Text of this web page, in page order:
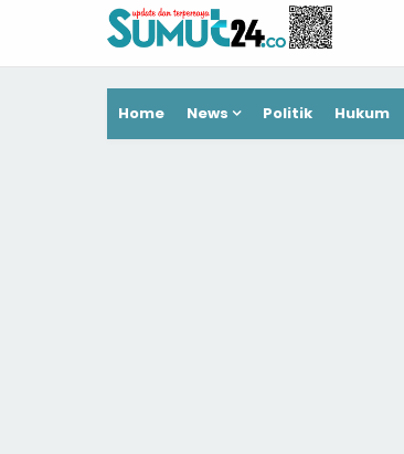
Home News Politik Hukum